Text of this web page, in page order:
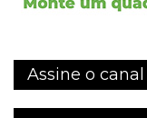
Assine o